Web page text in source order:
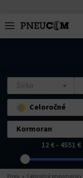
Šírka
Celoročné
Kormoran
12 € - 4551 €
Pneu Celoročné pneumatiky